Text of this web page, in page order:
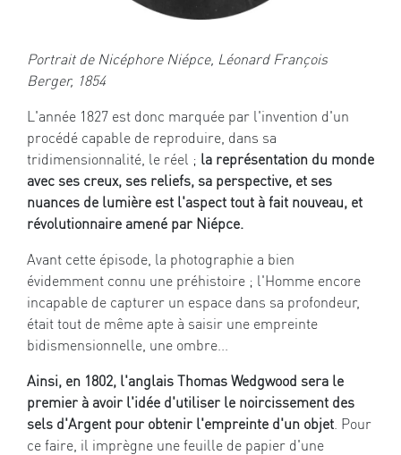
Portrait de Nicéphore Niépce, Léonard François
Berger, 1854
L'année 1827 est donc marquée par l'invention d'un
procédé capable de reproduire, dans sa
tridimensionnalité, le réel ; la représentation du monde
avec ses creux, ses reliefs, sa perspective, et ses
nuances de lumière est l'aspect tout à fait nouveau, et
révolutionnaire amené par Niépce.
Avant cette épisode, la photographie a bien
évidemment connu une préhistoire ; l'Homme encore
incapable de capturer un espace dans sa profondeur,
était tout de même apte à saisir une empreinte
bidismensionnelle, une ombre...
Ainsi, en 1802, l'anglais Thomas Wedgwood sera le
premier à avoir l'idée d'utiliser le noircissement des
sels d'Argent pour obtenir l'empreinte d'un objet . Pour
ce faire, il imprègne une feuille de papier d'une